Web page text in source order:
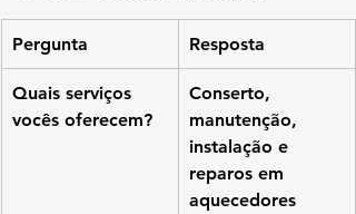
Pergunta Resposta
Quais serviços
vocês oferecem?
Conserto,
manutenção,
instalação e
reparos em
aquecedores